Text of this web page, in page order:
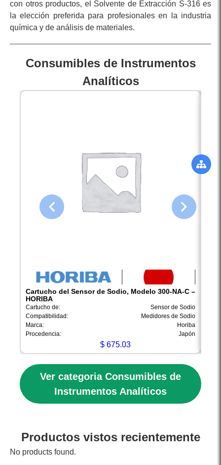
con otros productos, el Solvente de Extracción S-316 es
la elección preferida para profesionales en la industria
química y de análisis de materiales.
Consumibles de Instrumentos
Analíticos
Cartucho del Sensor de Sodio, Modelo 300-NA-C –
HORIBA
Cartucho de:
Sensor de Sodio
Compatibilidad:
Medidores de Sodio
Marca:
Horiba
Procedencia:
Japón
$ 675.03
Ver categoria Consumibles de
Instrumentos Analíticos
Productos vistos recientemente
No products found.